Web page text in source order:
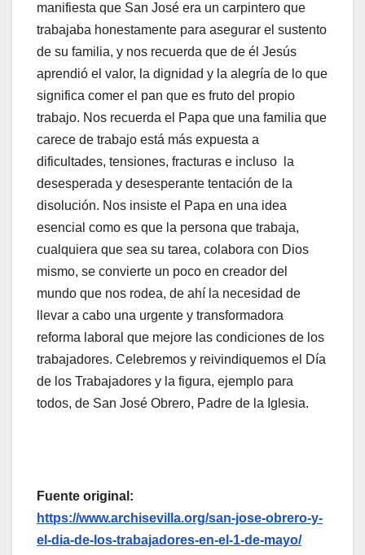
manifiesta que San José era un carpintero que
trabajaba honestamente para asegurar el sustento
de su familia, y nos recuerda que de él Jesús
aprendió el valor, la dignidad y la alegría de lo que
significa comer el pan que es fruto del propio
trabajo. Nos recuerda el Papa que una familia que
carece de trabajo está más expuesta a
dificultades, tensiones, fracturas e incluso la
desesperada y desesperante tentación de la
disolución. Nos insiste el Papa en una idea
esencial como es que la persona que trabaja,
cualquiera que sea su tarea, colabora con Dios
mismo, se convierte un poco en creador del
mundo que nos rodea, de ahí la necesidad de
llevar a cabo una urgente y transformadora
reforma laboral que mejore las condiciones de los
trabajadores. Celebremos y reivindiquemos el Día
de los Trabajadores y la figura, ejemplo para
todos, de San José Obrero, Padre de la Iglesia.
Fuente original:
https://www.archisevilla.org/san-jose-obrero-y-
el-dia-de-los-trabajadores-en-el-1-de-mayo/